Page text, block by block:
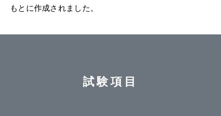
もとに作成されました。
試験項目